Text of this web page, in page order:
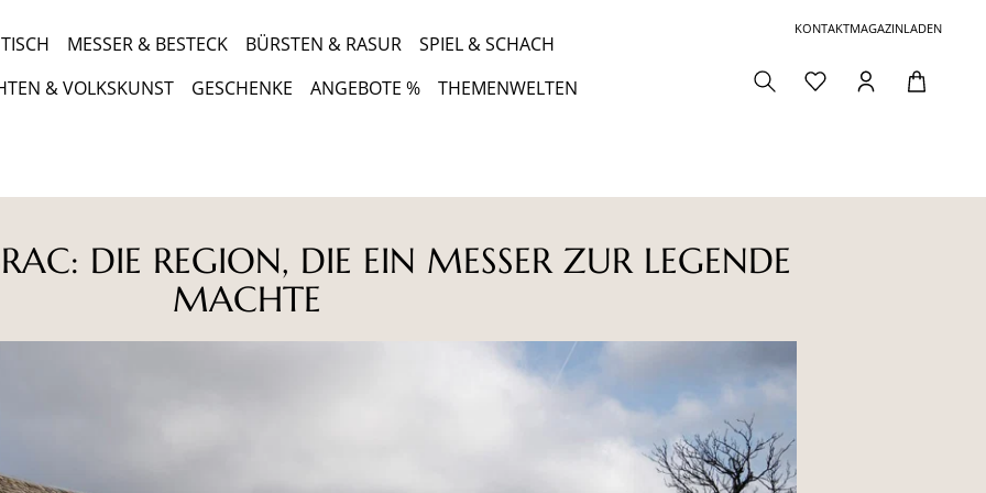
KONTAKTMAGAZINLADEN
MESSER & BESTECK BÜRSTEN & RASUR
SPIEL & SCHACH
& VOLKSKUNST
GESCHENKE ANGEBOTE % THEMENWELTEN
DIE REGION, DIE EIN MESSER ZUR LEGENDE
MACHTE